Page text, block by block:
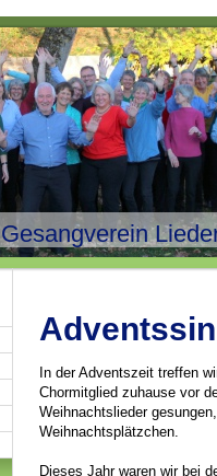
Gesangverein
In der Adventszeit treffen
Chormitglied zuhause vor
Weihnachtslieder
Weihnachtsplätzchen.
Dieses Jahr waren wir bei